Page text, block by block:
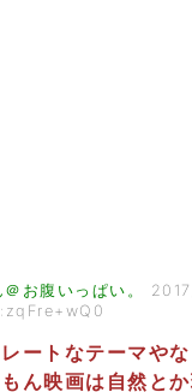
お腹いっぱい。
ートなテーマや
ん映画は自然と